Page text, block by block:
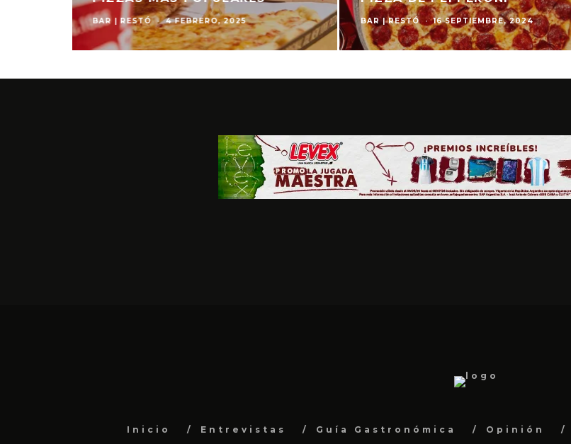
BAR | RESTÓ · 4 FEBRERO, 2025 BAR | RESTÓ · 16 SEPTIEMBRE, 2024
Inicio Entrevistas Guía Gastronómica Opinión